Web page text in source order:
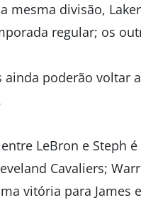
mesma divisão,
regular; os
ainda poderão voltar
LeBron e Steph
Cavaliers;
vitória para James